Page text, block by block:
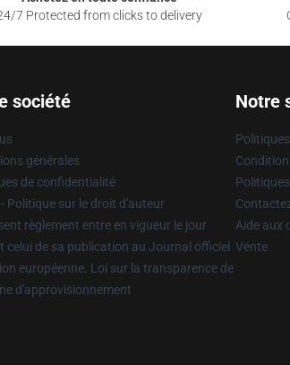
7 Protected from clicks to delivery
société
générales
de confidentialité
- Politique sur le droit d'auteur
règlement entre en vigueur le jour
celui de sa publication au Journal officiel
européenne. Loi sur la transparence de
d'approvisionnement
Notre
Aide aux
Vente